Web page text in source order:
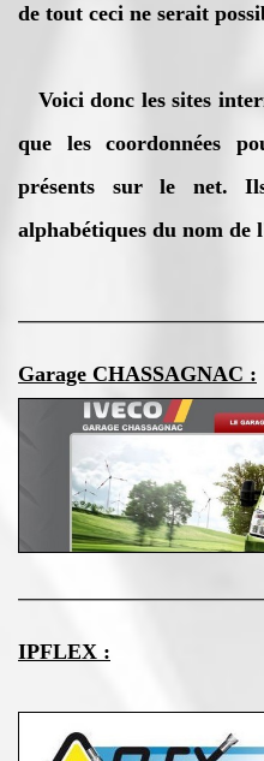
de tout ceci ne serait
Voici donc les sites
que les coordonnées
présents sur le net.
alphabétiques du nom de
Garage CHASSAGNAC :
IPFLEX :